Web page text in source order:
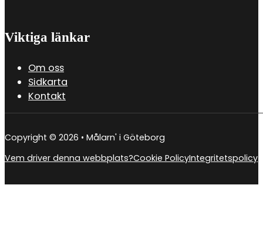
Viktiga länkar
Om oss
Sidkarta
Kontakt
Copyright © 2026 • Målarn' i Göteborg
Vem driver denna webbplats?Cookie PolicyIntegritetspolicy